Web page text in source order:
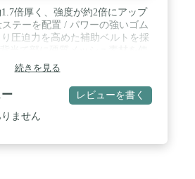
倍厚く、強度が約2倍にアップ
ステーを配置 / パワーの強いゴム
圧迫力を高めた補助ベルトを採
結ゴムと前合わせ部のループを
設計｡ / 背当て部の丈は約
動きやすいコンパクト設計
続きを見る
レビューを書く
ません